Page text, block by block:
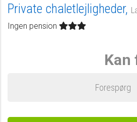
Private chaletlejligheder,
Ingen pension
Kan
Forespørg